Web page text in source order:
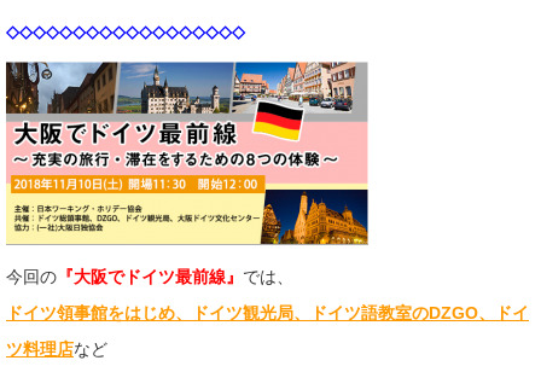
◇◇◇◇◇◇◇◇◇◇◇◇◇◇◇◇◇◇
今回の 『大阪でドイツ最前線』 では、
ドイツ領事館をはじめ、ドイツ観光局、ドイツ語教室のDZGO、ドイ
ツ料理店など